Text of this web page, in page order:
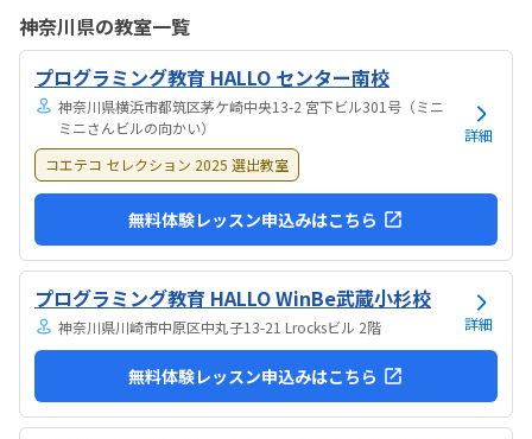
は路上駐車になります。駐輪スペースはあるので子供一人でも近い人
なら行けると思います。奥の方まで覗いたことはないので詳しくはわ
からないが、入り口や教室の内装は奇麗だと思います。気軽に入りや
すい感じがします。ひとそれぞれになってしまい...
神奈川県の教室一覧
プログラミング教育 HALLO センター南校
神奈川県横浜市都筑区茅ケ崎中央13-2 宮下ビル301号（ミニ
ミニさんビルの向かい）
コエテコ セレクション 2025 選出教室
詳細
無料体験レッスン申込みはこちら
プログラミング教育 HALLO WinBe武蔵小杉校
神奈川県川崎市中原区中丸子13-21 Lrocksビル 2階 詳細
無料体験レッスン申込みはこちら